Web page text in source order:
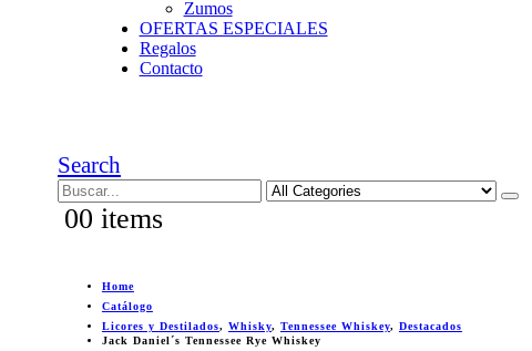
Zumos
OFERTAS ESPECIALES
Regalos
Contacto
Search
00 items
Home
Catálogo
Licores y Destilados, Whisky, Tennessee Whiskey, Destacados
Jack Daniel´s Tennessee Rye Whiskey